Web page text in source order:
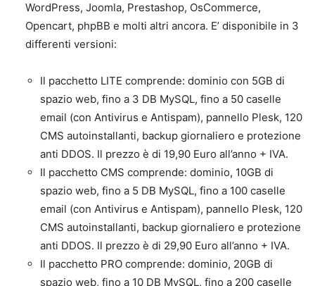
WordPress, Joomla, Prestashop, OsCommerce,
Opencart, phpBB e molti altri ancora. E’ disponibile in 3
differenti versioni:
Il pacchetto LITE comprende: dominio con 5GB di
spazio web, fino a 3 DB MySQL, fino a 50 caselle
email (con Antivirus e Antispam), pannello Plesk, 120
CMS autoinstallanti, backup giornaliero e protezione
anti DDOS. Il prezzo è di 19,90 Euro all’anno + IVA.
Il pacchetto CMS comprende: dominio, 10GB di
spazio web, fino a 5 DB MySQL, fino a 100 caselle
email (con Antivirus e Antispam), pannello Plesk, 120
CMS autoinstallanti, backup giornaliero e protezione
anti DDOS. Il prezzo è di 29,90 Euro all’anno + IVA.
Il pacchetto PRO comprende: dominio, 20GB di
spazio web, fino a 10 DB MySQL, fino a 200 caselle